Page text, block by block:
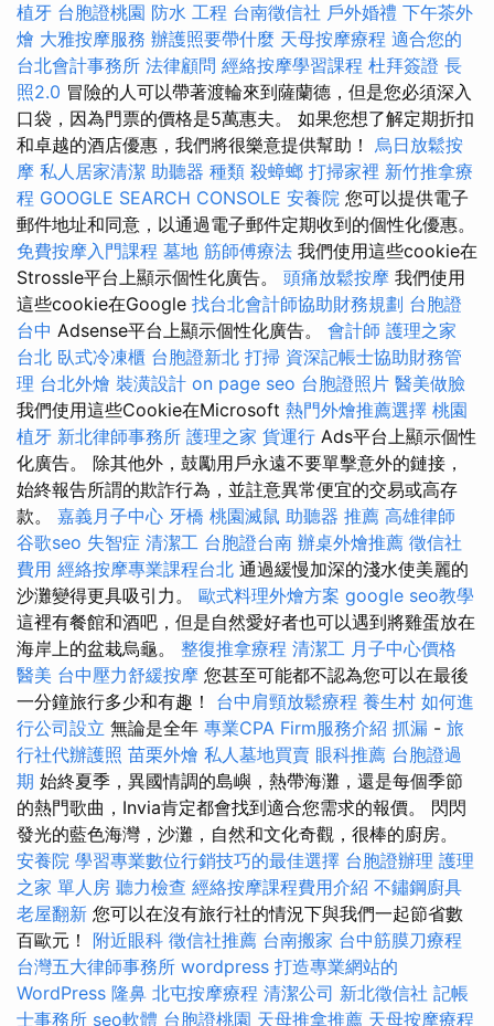
植牙 台胞證桃園 防水 工程 台南徵信社 戶外婚禮 下午茶外
燴 大雅按摩服務 辦護照要帶什麼 天母按摩療程 適合您的
台北會計事務所 法律顧問 經絡按摩學習課程 杜拜簽證 長
照2.0 冒險的人可以帶著渡輪來到薩蘭德，但是您必須深入
口袋，因為門票的價格是5萬惠夫。 如果您想了解定期折扣
和卓越的酒店優惠，我們將很樂意提供幫助！ 烏日放鬆按
摩 私人居家清潔 助聽器 種類 殺蟑螂 打掃家裡 新竹推拿療
程 GOOGLE SEARCH CONSOLE 安養院 您可以提供電子
郵件地址和同意，以通過電子郵件定期收到的個性化優惠。
免費按摩入門課程 墓地 筋師傅療法 我們使用這些cookie在
Strossle平台上顯示個性化廣告。 頭痛放鬆按摩 我們使用
這些cookie在Google 找台北會計師協助財務規劃 台胞證
台中 Adsense平台上顯示個性化廣告。 會計師 護理之家
台北 臥式冷凍櫃 台胞證新北 打掃 資深記帳士協助財務管
理 台北外燴 裝潢設計 on page seo 台胞證照片 醫美做臉
我們使用這些Cookie在Microsoft 熱門外燴推薦選擇 桃園
植牙 新北律師事務所 護理之家 貨運行 Ads平台上顯示個性
化廣告。 除其他外，鼓勵用戶永遠不要單擊意外的鏈接，
始終報告所謂的欺詐行為，並註意異常便宜的交易或高存
款。 嘉義月子中心 牙橋 桃園滅鼠 助聽器 推薦 高雄律師
谷歌seo 失智症 清潔工 台胞證台南 辦桌外燴推薦 徵信社
費用 經絡按摩專業課程台北 通過緩慢加深的淺水使美麗的
沙灘變得更具吸引力。 歐式料理外燴方案 google seo教學
這裡有餐館和酒吧，但是自然愛好者也可以遇到將雞蛋放在
海岸上的盆栽烏龜。 整復推拿療程 清潔工 月子中心價格
醫美 台中壓力舒緩按摩 您甚至可能都不認為您可以在最後
一分鐘旅行多少和有趣！ 台中肩頸放鬆療程 養生村 如何進
行公司設立 無論是全年 專業CPA Firm服務介紹 抓漏 - 旅
行社代辦護照 苗栗外燴 私人墓地買賣 眼科推薦 台胞證過
期 始終夏季，異國情調的島嶼，熱帶海灘，還是每個季節
的熱門歌曲，Invia肯定都會找到適合您需求的報價。 閃閃
發光的藍色海灣，沙灘，自然和文化奇觀，很棒的廚房。
安養院 學習專業數位行銷技巧的最佳選擇 台胞證辦理 護理
之家 單人房 聽力檢查 經絡按摩課程費用介紹 不鏽鋼廚具
老屋翻新 您可以在沒有旅行社的情況下與我們一起節省數
百歐元！ 附近眼科 徵信社推薦 台南搬家 台中筋膜刀療程
台灣五大律師事務所 wordpress 打造專業網站的
WordPress 隆鼻 北屯按摩療程 清潔公司 新北徵信社 記帳
士事務所 seo軟體 台胞證桃園 天母推拿推薦 天母按摩療程